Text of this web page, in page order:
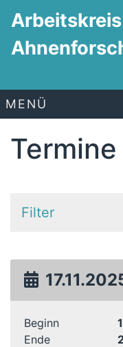
MENÜ
Termine
Filter
Beginn
Ende